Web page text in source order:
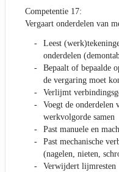
Competentie 17:
Vergaart onderdelen van
Leest
onderdelen
Bepaalt of bepaalde
de vergaring moet
Verlijmt
Voegt de onderdelen
werkvolgorde samen
Past manuele en
Past mechanische
(nagelen, nieten,
Verwijdert lijmresten